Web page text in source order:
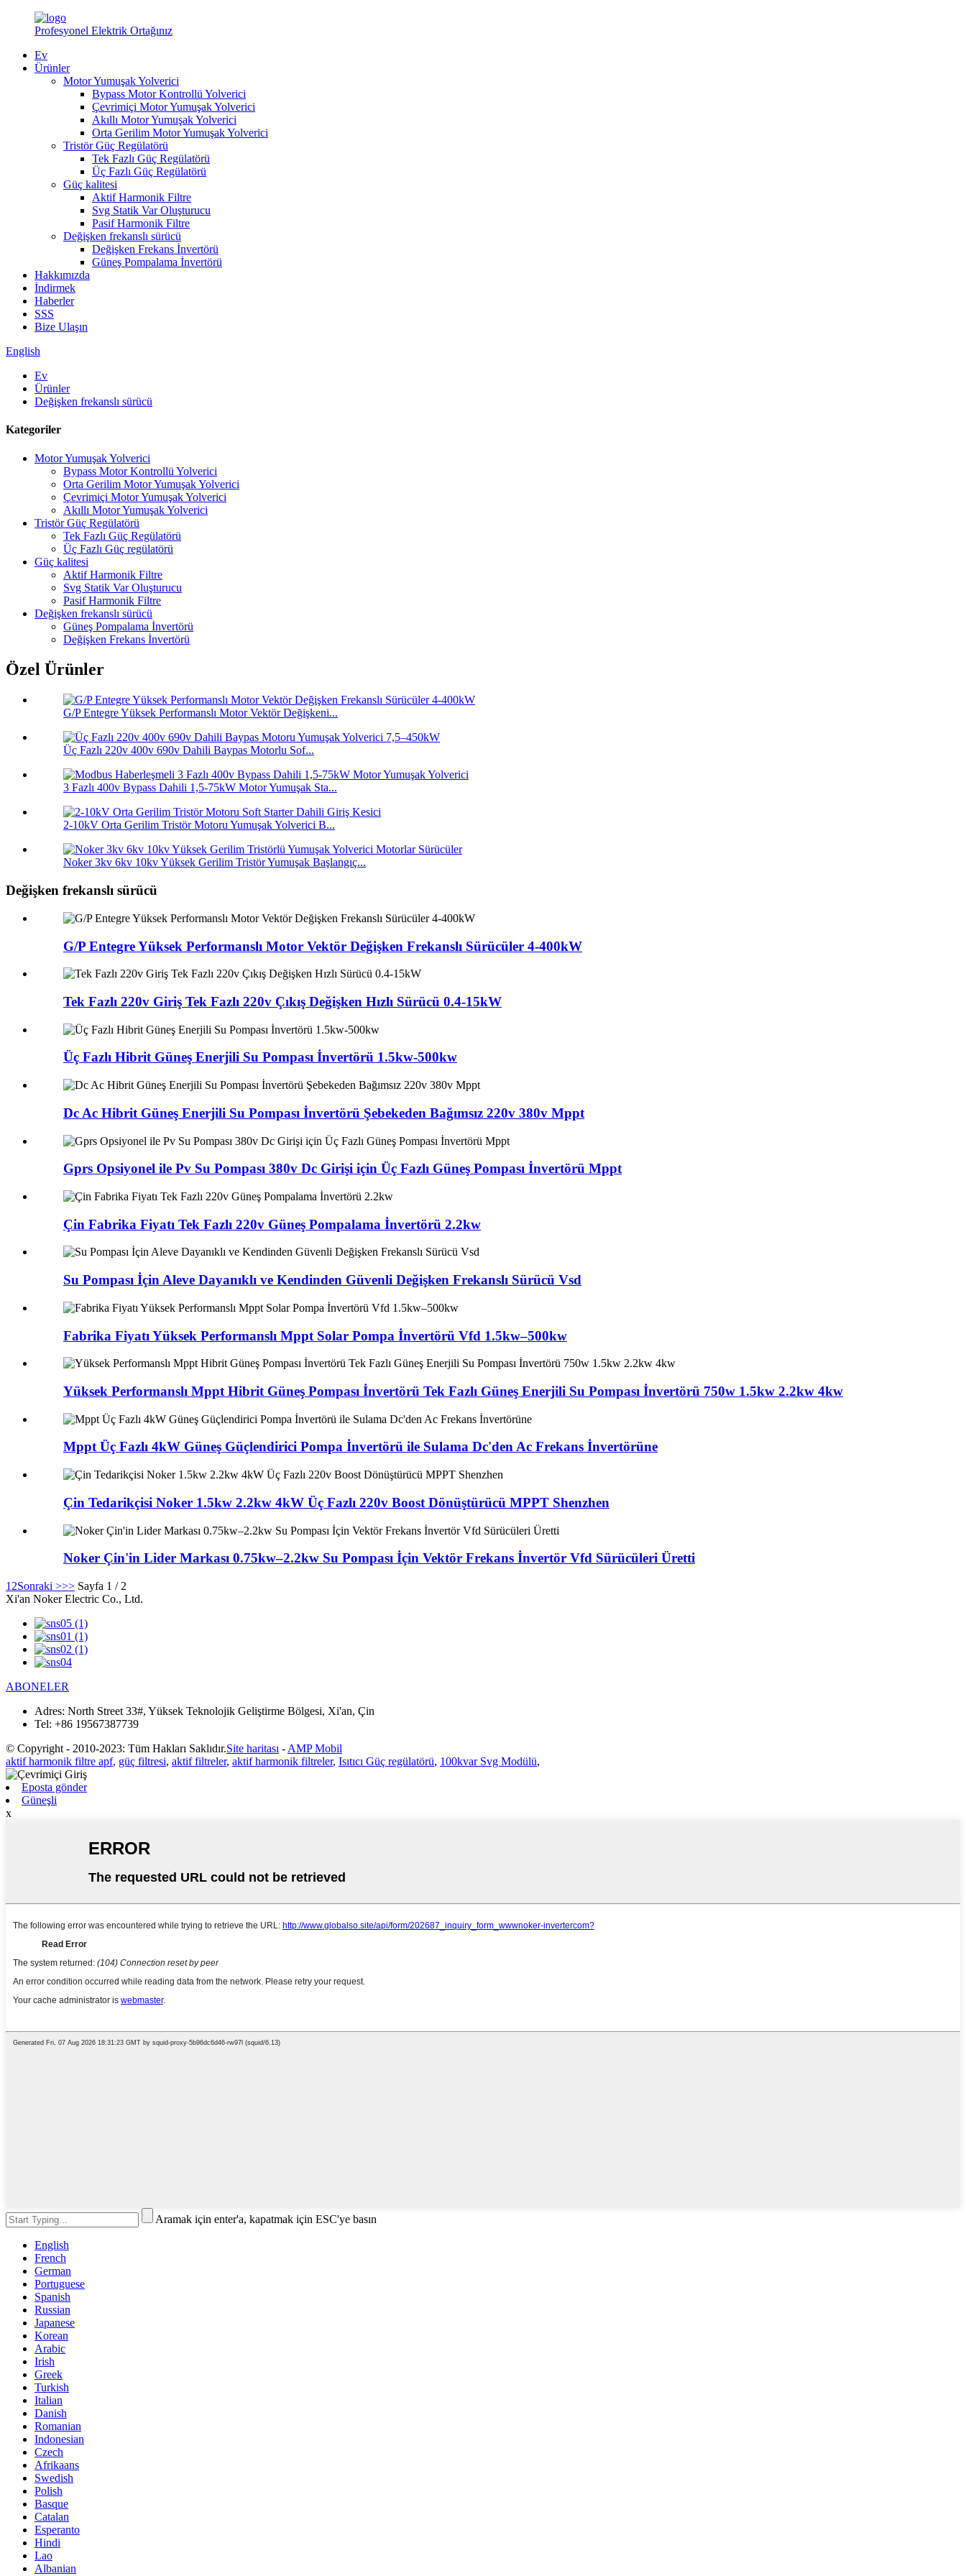
Profesyonel Elektrik Ortağınız
Ev
Ürünler
Motor Yumuşak Yolverici
Bypass Motor Kontrollü Yolverici
Çevrimiçi Motor Yumuşak Yolverici
Akıllı Motor Yumuşak Yolverici
Orta Gerilim Motor Yumuşak Yolverici
Tristör Güç Regülatörü
Tek Fazlı Güç Regülatörü
Üç Fazlı Güç Regülatörü
Güç kalitesi
Aktif Harmonik Filtre
Svg Statik Var Oluşturucu
Pasif Harmonik Filtre
Değişken frekanslı sürücü
Değişken Frekans İnvertörü
Güneş Pompalama İnvertörü
Hakkımızda
İndirmek
Haberler
SSS
Bize Ulaşın
English
Ev
Ürünler
Değişken frekanslı sürücü
Kategoriler
Motor Yumuşak Yolverici
Bypass Motor Kontrollü Yolverici
Orta Gerilim Motor Yumuşak Yolverici
Çevrimiçi Motor Yumuşak Yolverici
Akıllı Motor Yumuşak Yolverici
Tristör Güç Regülatörü
Tek Fazlı Güç Regülatörü
Üç Fazlı Güç regülatörü
Güç kalitesi
Aktif Harmonik Filtre
Svg Statik Var Oluşturucu
Pasif Harmonik Filtre
Değişken frekanslı sürücü
Güneş Pompalama İnvertörü
Değişken Frekans İnvertörü
Özel Ürünler
G/P Entegre Yüksek Performanslı Motor Vektör Değişkeni...
Üç Fazlı 220v 400v 690v Dahili Baypas Motorlu Sof...
3 Fazlı 400v Bypass Dahili 1,5-75kW Motor Yumuşak Sta...
2-10kV Orta Gerilim Tristör Motoru Yumuşak Yolverici B...
Noker 3kv 6kv 10kv Yüksek Gerilim Tristör Yumuşak Başlangıç...
Değişken frekanslı sürücü
G/P Entegre Yüksek Performanslı Motor Vektör Değişken Frekanslı Sürücüler 4-400kW
Tek Fazlı 220v Giriş Tek Fazlı 220v Çıkış Değişken Hızlı Sürücü 0.4-15kW
Üç Fazlı Hibrit Güneş Enerjili Su Pompası İnvertörü 1.5kw-500kw
Dc Ac Hibrit Güneş Enerjili Su Pompası İnvertörü Şebekeden Bağımsız 220v 380v Mppt
Gprs Opsiyonel ile Pv Su Pompası 380v Dc Girişi için Üç Fazlı Güneş Pompası İnvertörü Mppt
Çin Fabrika Fiyatı Tek Fazlı 220v Güneş Pompalama İnvertörü 2.2kw
Su Pompası İçin Aleve Dayanıklı ve Kendinden Güvenli Değişken Frekanslı Sürücü Vsd
Fabrika Fiyatı Yüksek Performanslı Mppt Solar Pompa İnvertörü Vfd 1.5kw–500kw
Yüksek Performanslı Mppt Hibrit Güneş Pompası İnvertörü Tek Fazlı Güneş Enerjili Su Pompası İnvertörü 750w 1.5kw 2.2kw 4kw
Mppt Üç Fazlı 4kW Güneş Güçlendirici Pompa İnvertörü ile Sulama Dc'den Ac Frekans İnvertörüne
Çin Tedarikçisi Noker 1.5kw 2.2kw 4kW Üç Fazlı 220v Boost Dönüştürücü MPPT Shenzhen
Noker Çin'in Lider Markası 0.75kw–2.2kw Su Pompası İçin Vektör Frekans İnvertör Vfd Sürücüleri Üretti
1 2Sonraki >>> Sayfa 1 / 2
Xi'an Noker Electric Co., Ltd.
ABONELER
Adres: North Street 33#, Yüksek Teknolojik Geliştirme Bölgesi, Xi'an, Çin
Tel: +86 19567387739
© Copyright - 2010-2023: Tüm Hakları Saklıdır.Site haritası - AMP Mobil
aktif harmonik filtre apf, güç filtresi, aktif filtreler, aktif harmonik filtreler, Isıtıcı Güç regülatörü, 100kvar Svg Modülü,
Eposta gönder
Güneşli
x
Aramak için enter'a, kapatmak için ESC'ye basın
English
French
German
Portuguese
Spanish
Russian
Japanese
Korean
Arabic
Irish
Greek
Turkish
Italian
Danish
Romanian
Indonesian
Czech
Afrikaans
Swedish
Polish
Basque
Catalan
Esperanto
Hindi
Lao
Albanian